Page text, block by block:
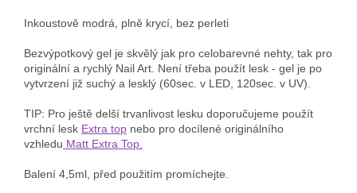
Inkoustově modrá, plně krycí, bez perleti
Bezvýpotkový gel je skvělý jak pro celobarevné nehty, tak pro
originální a rychlý Nail Art. Není třeba použít lesk - gel je po
vytvrzení již suchý a lesklý (60sec. v LED, 120sec. v UV).
TIP: Pro ještě delší trvanlivost lesku doporučujeme použít
vrchní lesk Extra top nebo pro docílené originálního
vzhledu Matt Extra Top.
Balení 4,5ml, před použitím promíchejte.